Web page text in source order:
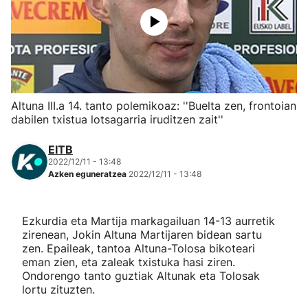
Herri-kirolak
Eskubaloia
Kirolak 360
Mendi-lasterketak
"Helmuga"
Altuna III.a 14. tanto polemikoaz: ''Buelta zen, frontoian
dabilen txistua lotsagarria iruditzen zait''
EITB
2022/12/11 - 13:48
Azken eguneratzea 2022/12/11 - 13:48
Ezkurdia eta Martija markagailuan 14-13 aurretik
zirenean, Jokin Altuna Martijaren bidean sartu
zen. Epaileak, tantoa Altuna-Tolosa bikoteari
eman zien, eta zaleak txistuka hasi ziren.
Ondorengo tanto guztiak Altunak eta Tolosak
lortu zituzten.